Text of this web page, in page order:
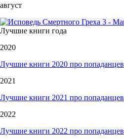
август
Лучшие книги года
2020
Лучшие книги 2020 про попаданцев
2021
Лучшие книги 2021 про попаданцев
2022
Лучшие книги 2022 про попаданцев